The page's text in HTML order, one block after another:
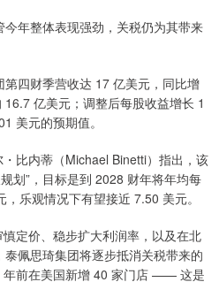
年整体表现强劲，关税仍为其带来
四财季营收达 17 亿美元，同比增
亿美元；调整后每股收益增长 1
美元的预期值。
比内蒂（Michael Binetti）指出，该
划”，目标是到 2028 财年将年均每
乐观情况下有望接近 7.50 美元。
定价、稳步扩大利润率，以及在北
佩思琦集团将逐步抵消关税带来的
年前在美国新增 40 家门店 —— 这是